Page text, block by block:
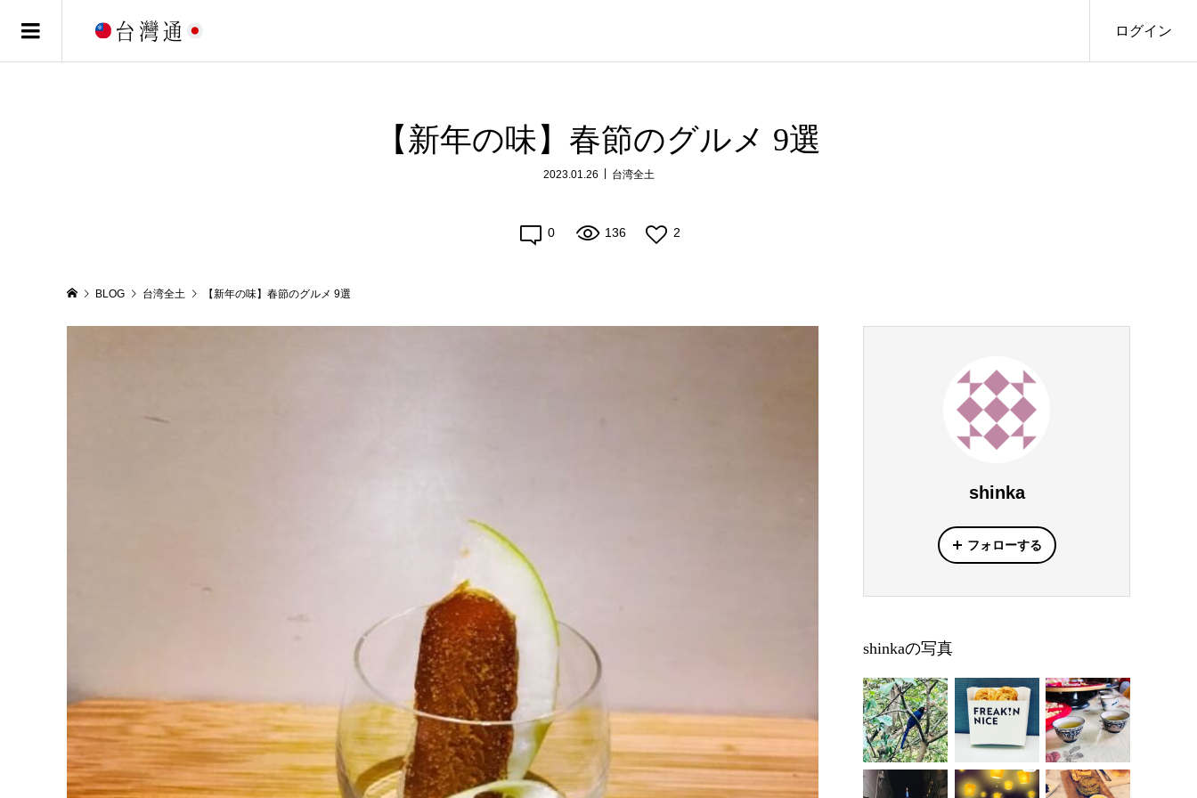
ログイン
【新年の味】春節のグルメ 9選
2023.01.26 台湾全土
0 136 2
BLOG 台湾全土 【新年の味】春節のグルメ 9選
shinka
フォローする
shinkaの写真